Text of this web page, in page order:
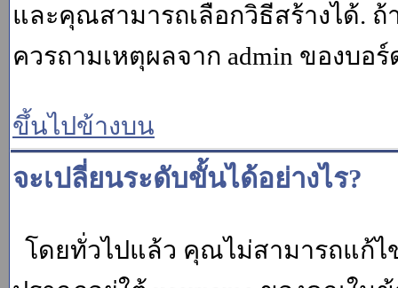
และคุณสามารถเลือกวิธีสร้างได้.
ควรถามเหตุผลจาก admin ของบอ
ขึ้นไปข้างบน
จะเปลี่ยนระดับขั้นได้อย่างไร?
โดยทั่วไปแล้ว คุณไม่สามารถแก้